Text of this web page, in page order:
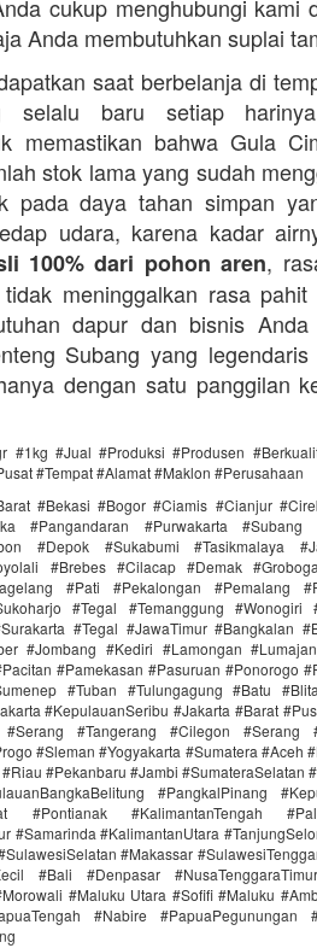
cukup menghubungi kami
Anda membutuhkan suplai
saat berbelanja di
selalu baru setiap
memastikan bahwa Gula
stok lama yang sudah
pada daya tahan simpan
udara, karena kadar
100% dari pohon aren,
meninggalkan rasa
dapur dan bisnis Anda
Subang yang
dengan satu panggilan
#1kg #Jual #Produksi #Produsen
#Tempat #Alamat #Maklon #Perusahaan
#Bekasi #Bogor #Ciamis #Cianjur
#Pangandaran #Purwakarta #Subang
#Depok #Sukabumi #Tasikmalaya
#Brebes #Cilacap #Demak
#Pati #Pekalongan #Pemalang
#Tegal #Temanggung #Wonogiri
#Tegal #JawaTimur #Bangkalan
#Jombang #Kediri #Lamongan
#Pamekasan #Pasuruan #Ponorogo
#Tuban #Tulungagung #Batu
#KepulauanSeribu #Jakarta #Barat
#Tangerang #Cilegon #Serang
#Sleman #Yogyakarta #Sumatera #Aceh
#Pekanbaru #Jambi #SumateraSelatan
#PangkalPinang
#Pontianak #KalimantanTengah
#Samarinda #KalimantanUtara
#Makassar
#Bali #Denpasar
#Maluku Utara #Sofifi #Maluku
#Nabire #PapuaPegunungan